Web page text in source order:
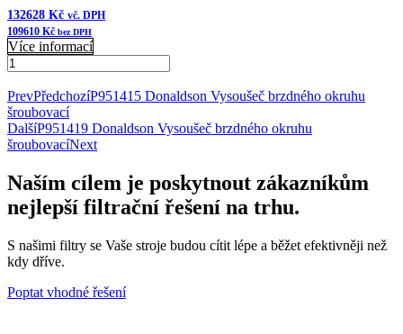
132628 Kč vč. DPH
109610 Kč bez DPH
Více informací
1KDFF0065
Sada
palivového
filtru
množství
PrevPředchozíP951415 Donaldson Vysoušeč brzdného okruhu
šroubovací
DalšíP951419 Donaldson Vysoušeč brzdného okruhu
šroubovacíNext
Naším cílem je poskytnout zákazníkům
nejlepší filtrační řešení na trhu.
S našimi filtry se Vaše stroje budou cítit lépe a běžet efektivněji než
kdy dříve.
Poptat vhodné řešení